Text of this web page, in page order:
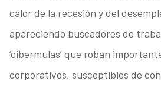
calor de la recesión y del
apareciendo buscadores de
‘cibermulas’ que roban
corporativos, susceptibles de